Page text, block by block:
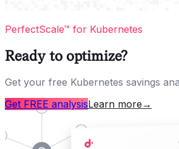
PerfectScale™ for Kubernetes
Ready to optimize?
Get your free Kubernetes savings
Get FREE analysisLearn more →